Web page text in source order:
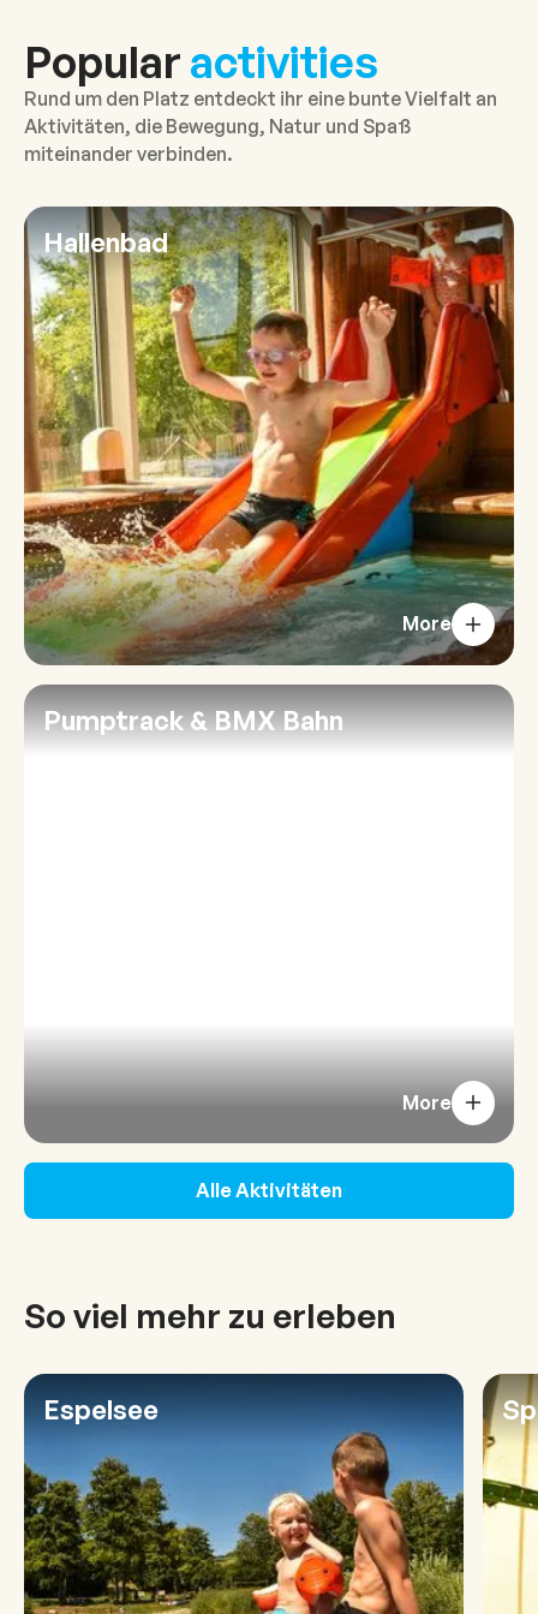
Popular activities
Rund um den Platz entdeckt ihr eine bunte Vielfalt an
Aktivitäten, die Bewegung, Natur und Spaß
miteinander verbinden.
Hallenbad
More
Pumptrack & BMX Bahn
More
Alle Aktivitäten
So viel mehr zu erleben
Espelsee